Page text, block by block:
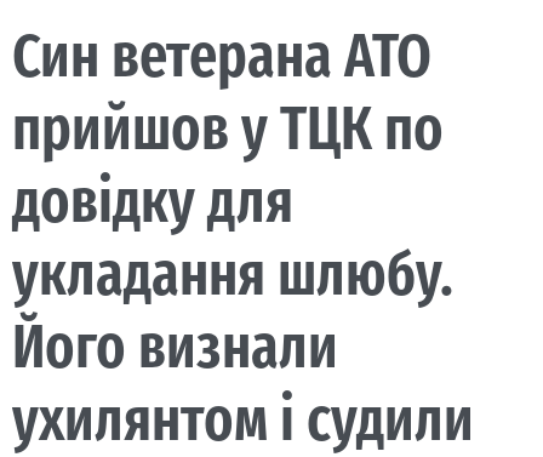
Син ветерана АТО
прийшов у ТЦК по
довідку для
укладання шлюбу.
Його визнали
ухилянтом і судили